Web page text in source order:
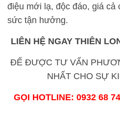
điệu mới lạ, độc đáo, giá cả
sức tận hưởng.
LIÊN HỆ NGAY THIÊN
ĐỂ ĐƯỢC TƯ VẤN
NHẤT CHO SỰ
GỌI HOTLINE: 0932 68